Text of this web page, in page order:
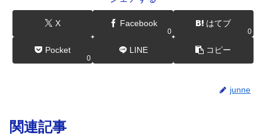
X Facebook
0
はてブ
0
Pocket
0
LINE コピー
junne
関連記事